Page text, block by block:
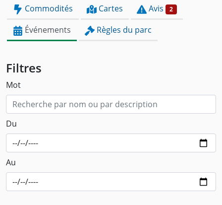
Commodités
Cartes Avis 2
Événements Règles du parc
Filtres
Mot
Du
Au